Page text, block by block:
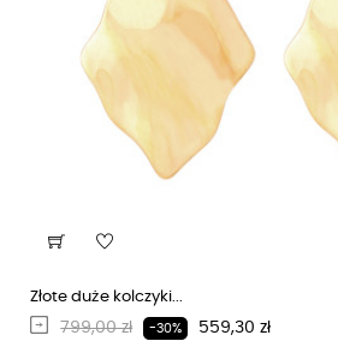
Złote duże kolczyki...
Regularna cena
799,00 zł -30% Cena
559,30 zł